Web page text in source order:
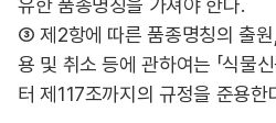
유한 품종명칭을 가져야 한다.
③ 제2항에 따른 품종명칭의 출
용 및 취소 등에 관하여는 「식물
터 제117조까지의 규정을 준용한